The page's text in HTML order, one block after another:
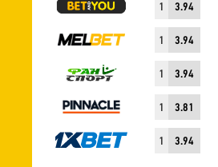
1 3.94
1 3.94
1 3.94
1 3.81
1 3.94